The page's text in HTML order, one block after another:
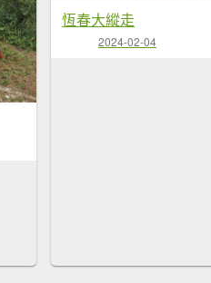
恆春大縱走
2024-02-04